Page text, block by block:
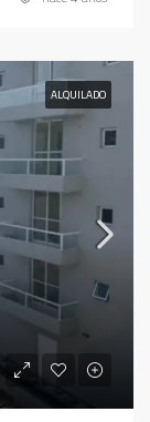
ALQUILADO